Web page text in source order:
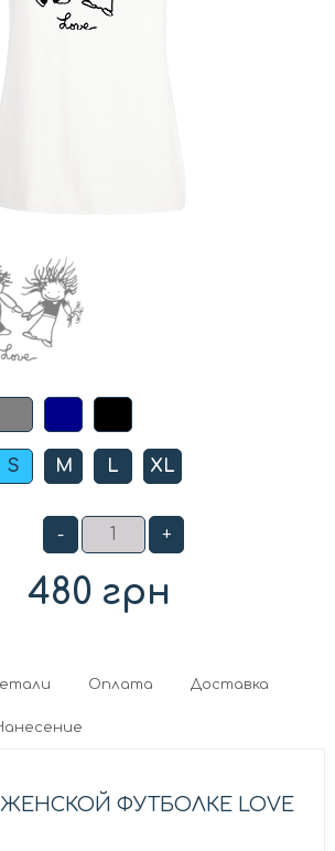
S M L XL
- +
480 грн
Оплата Доставка
ФУТБОЛКЕ LOVE